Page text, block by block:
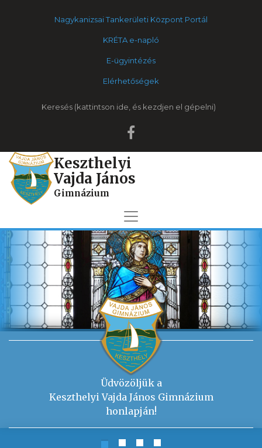
Nagykanizsai Tankerületi Központ Portál
KRÉTA e-napló
E-ügyintézés
Elérhetőségek
Keresés
Keszthelyi
Vajda János
Gimnázium
Üdvözöljük a
Keszthelyi Vajda János Gimnázium
honlapján!